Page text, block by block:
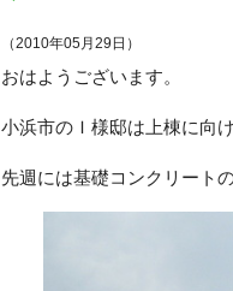
（2010年05月29日）
おはようございます。
小浜市のＩ様邸は上棟に向
先週には基礎コンクリート